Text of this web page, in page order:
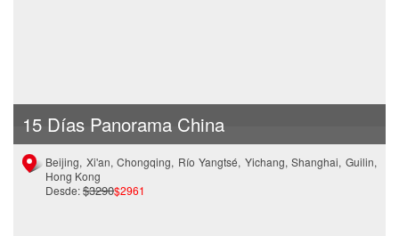
15 Días Panorama China
Beijing, Xi'an, Chongqing, Río Yangtsé, Yichang, Shanghai, Guilin,
Hong Kong
Desde:$3290$2961